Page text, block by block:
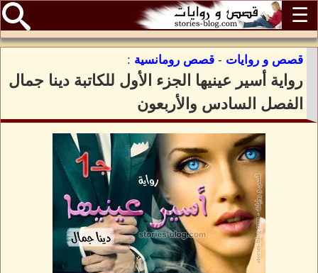
☰
قصص و روايات - قصص رومانسية :
رواية أسير عينيها الجزء الأول للكاتبة دينا جمال
الفصل السادس والأربعون